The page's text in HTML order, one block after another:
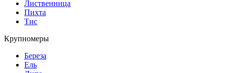
Лиственница
Пихта
Тис
Крупномеры
Береза
Ель